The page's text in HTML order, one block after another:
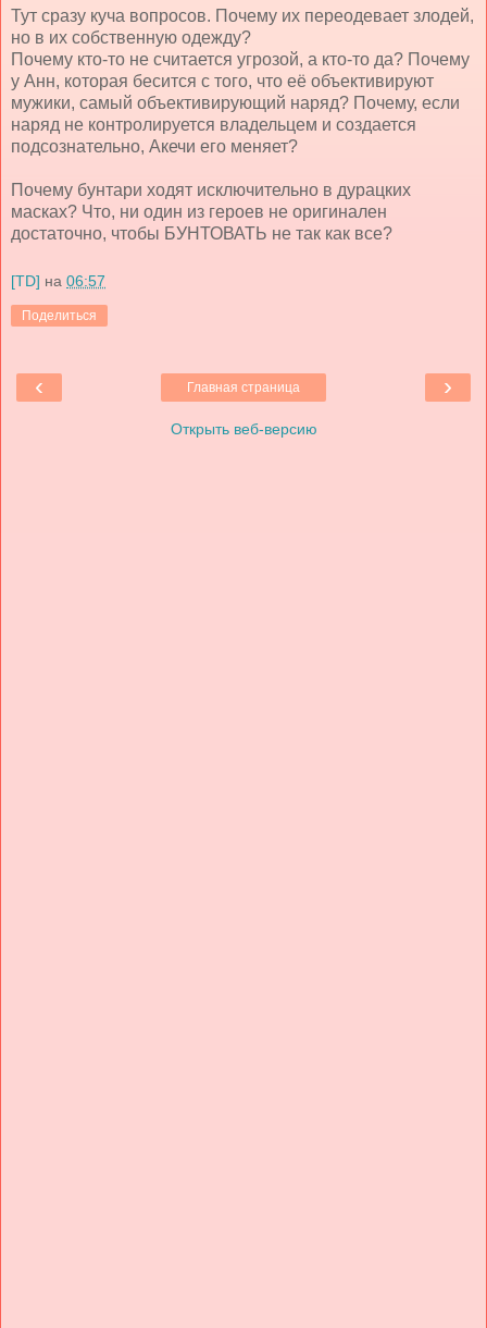
Тут сразу куча вопросов. Почему их переодевает злодей,
но в их собственную одежду?
Почему кто-то не считается угрозой, а кто-то да? Почему
у Анн, которая бесится с того, что её объективируют
мужики, самый объективирующий наряд? Почему, если
наряд не контролируется владельцем и создается
подсознательно, Акечи его меняет?
Почему бунтари ходят исключительно в дурацких
масках? Что, ни один из героев не оригинален
достаточно, чтобы БУНТОВАТЬ не так как все?
[TD] на 06:57
Поделиться
‹ ›
Главная страница
Открыть веб-версию